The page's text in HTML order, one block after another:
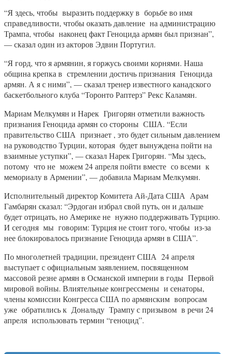
“Я здесь, чтобы выразить поддержку в борьбе во имя
справедливости, чтобы оказать давление на администрацию
Трампа, чтобы наконец факт Геноцида армян был признан”,
— сказал один из акторов Эдвин Португил.
“Я горд, что я армянин, я горжусь своими корнями. Наша
община крепка в стремлении достичь признания Геноцида
армян. А я с ними”, — сказал тренер известного канадского
баскетбольного клуба “Торонто Раптерз” Рекс Каламян.
Мариам Мелкумян и Нарек Григорян отметили важность
признания Геноцида армян со стороны США. “Если
правительство США признает , это будет сильным давлением
на руководство Турции, которая будет вынуждена пойти на
взаимные уступки”, — сказал Нарек Григорян. “Мы здесь,
потому что не можем 24 апреля пойти вместе со всеми к
мемориалу в Армении”, — добавила Мариам Мелкумян.
Исполнительный директор Комитета Ай-Дата США Арам
Гамбарян сказал: “Эрдоган избрал свой путь, он и дальше
будет отрицать, но Америке не нужно поддерживать Турцию.
И сегодня мы говорим: Турция не стоит того, чтобы из-за
нее блокировалось признание Геноцида армян в США”.
По многолетней традиции, президент США 24 апреля
выступает с официальным заявлением, посвященном
массовой резне армян в Османской империи в годы Первой
мировой войны. Влиятельные конгрессмены и сенаторы,
члены комиссии Конгресса США по армянским вопросам
уже обратились к Дональду Трампу с призывом в речи 24
апреля использовать термин “геноцид”.